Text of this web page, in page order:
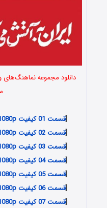
دانلود مجموعه نماهنگ‌های
[قسمت 01 کیفیت 1080p
[قسمت 02 کیفیت 1080p
[قسمت 03 کیفیت 1080p
[قسمت 04 کیفیت 1080p
[قسمت 05 کیفیت 1080p
[قسمت 06 کیفیت 1080p
[قسمت 07 کیفیت 1080p